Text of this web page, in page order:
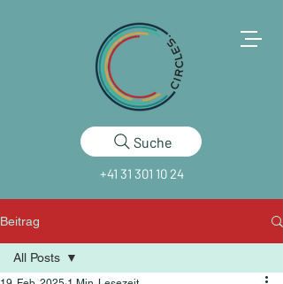
Suche
+41 31 301 10 24
Beitrag
All Posts